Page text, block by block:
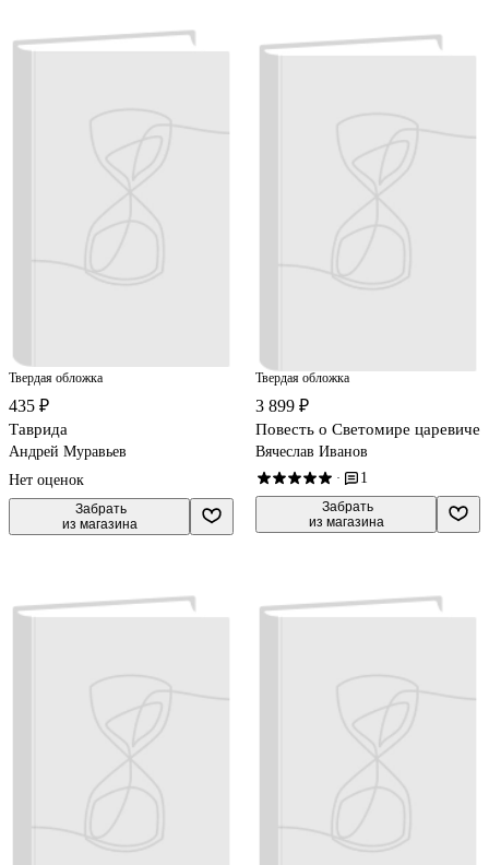
Твердая обложка
435 ₽
Таврида
Андрей Муравьев
Нет оценок
Забрать
из магазина
Твердая обложка
3 899 ₽
Повесть о Светомире царевиче
Вячеслав Иванов
· 1
Забрать
из магазина